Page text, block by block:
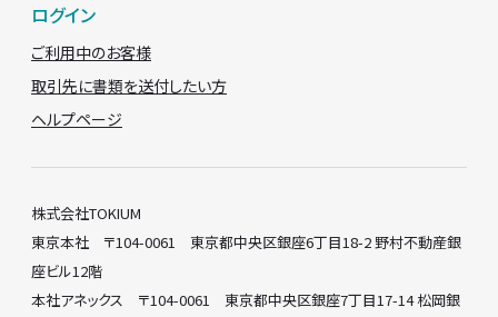
ログイン
ご利用中のお客様
取引先に書類を送付したい方
ヘルプページ
株式会社TOKIUM
東京本社 〒104-0061 東京都中央区銀座6丁目18-2 野村不動産銀
座ビル12階
本社アネックス 〒104-0061 東京都中央区銀座7丁目17-14 松岡銀